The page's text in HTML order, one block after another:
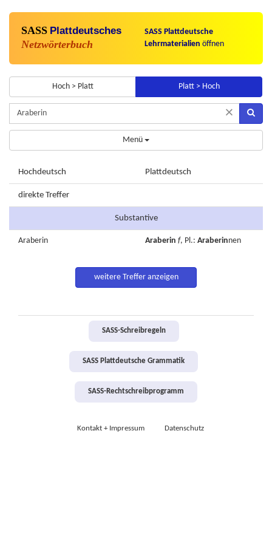
SASS Plattdeutsches
Netzwörterbuch
SASS Plattdeutsche
Lehrmaterialien öffnen
Hoch > Platt Platt > Hoch
×
Menü
Hochdeutsch Plattdeutsch
direkte Treffer
Substantive
Araberin Araberin f, Pl.: Araberinnen
weitere Treffer anzeigen
SASS-Schreibregeln
SASS Plattdeutsche Grammatik
SASS-Rechtschreibprogramm
Kontakt + Impressum Datenschutz